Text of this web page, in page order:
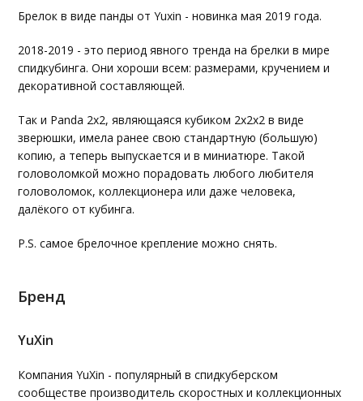
Брелок в виде панды от Yuxin - новинка мая 2019 года.
2018-2019 - это период явного тренда на брелки в мире
спидкубинга. Они хороши всем: размерами, кручением и
декоративной составляющей.
Так и Panda 2x2, являющаяся кубиком 2х2х2 в виде
зверюшки, имела ранее свою стандартную (большую)
копию, а теперь выпускается и в миниатюре. Такой
головоломкой можно порадовать любого любителя
головоломок, коллекционера или даже человека,
далёкого от кубинга.
P.S. самое брелочное крепление можно снять.
Бренд
YuXin
Компания YuXin - популярный в спидкуберском
сообществе производитель скоростных и коллекционных